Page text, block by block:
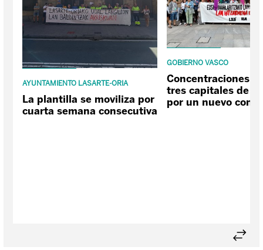
AYUNTAMIENTO LASARTE-ORIA
La plantilla se moviliza por
cuarta semana consecutiva
GOBIERNO VASCO
Concentraciones
tres capitales de la
por un nuevo